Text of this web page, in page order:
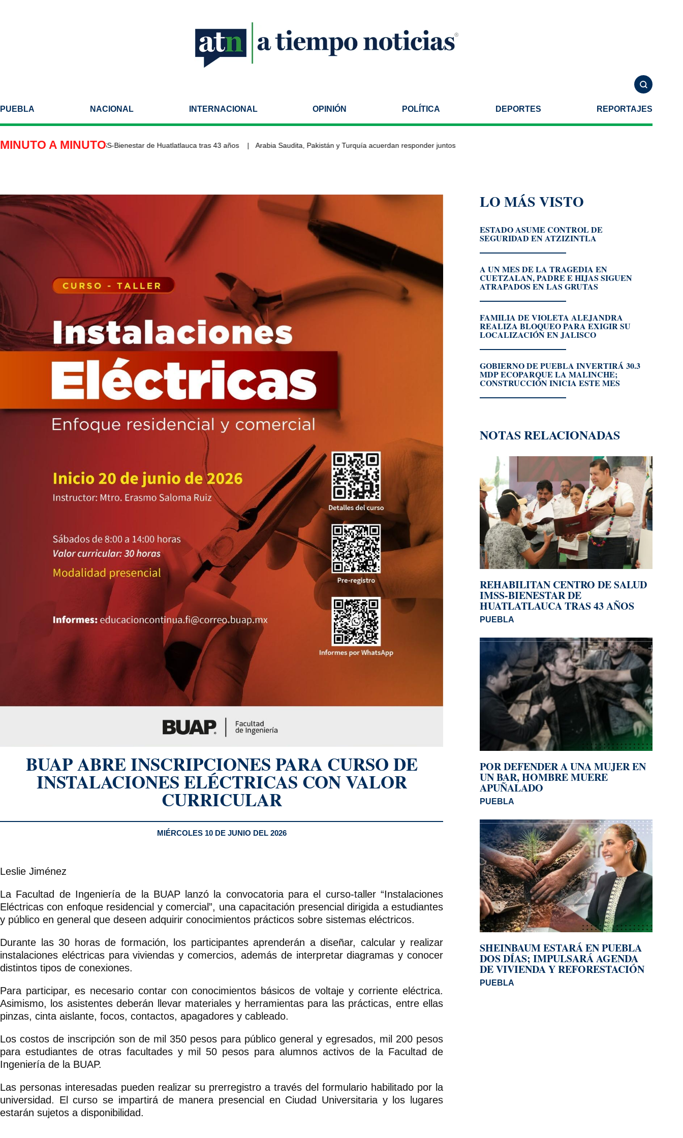
PUEBLA NACIONAL INTERNACIONAL OPINIÓN POLÍTICA DEPORTES REPORTAJES
MINUTO A MINUTO
Centro de Salud IMSS-Bienestar de Huatlatlauca tras 43 años Arabia Saudita, Pakistán y Turquía acuerdan responder juntos ante una agresión armada
BUAP ABRE INSCRIPCIONES PARA CURSO DE
INSTALACIONES ELÉCTRICAS CON VALOR
CURRICULAR
MIÉRCOLES 10 DE JUNIO DEL 2026
Leslie Jiménez
La Facultad de Ingeniería de la BUAP lanzó la convocatoria para el curso-taller “Instalaciones
Eléctricas con enfoque residencial y comercial”, una capacitación presencial dirigida a estudiantes
y público en general que deseen adquirir conocimientos prácticos sobre sistemas eléctricos.
Durante las 30 horas de formación, los participantes aprenderán a diseñar, calcular y realizar
instalaciones eléctricas para viviendas y comercios, además de interpretar diagramas y conocer
distintos tipos de conexiones.
Para participar, es necesario contar con conocimientos básicos de voltaje y corriente eléctrica.
Asimismo, los asistentes deberán llevar materiales y herramientas para las prácticas, entre ellas
pinzas, cinta aislante, focos, contactos, apagadores y cableado.
Los costos de inscripción son de mil 350 pesos para público general y egresados, mil 200 pesos
para estudiantes de otras facultades y mil 50 pesos para alumnos activos de la Facultad de
Ingeniería de la BUAP.
Las personas interesadas pueden realizar su prerregistro a través del formulario habilitado por la
universidad. El curso se impartirá de manera presencial en Ciudad Universitaria y los lugares
estarán sujetos a disponibilidad.
LO MÁS VISTO
ESTADO ASUME CONTROL DE
SEGURIDAD EN ATZIZINTLA
A UN MES DE LA TRAGEDIA EN
CUETZALAN, PADRE E HIJAS SIGUEN
ATRAPADOS EN LAS GRUTAS
FAMILIA DE VIOLETA ALEJANDRA
REALIZA BLOQUEO PARA EXIGIR SU
LOCALIZACIÓN EN JALISCO
GOBIERNO DE PUEBLA INVERTIRÁ 30.3
MDP ECOPARQUE LA MALINCHE;
CONSTRUCCIÓN INICIA ESTE MES
NOTAS RELACIONADAS
REHABILITAN CENTRO DE SALUD
IMSS-BIENESTAR DE
HUATLATLAUCA TRAS 43 AÑOS
PUEBLA
POR DEFENDER A UNA MUJER EN
UN BAR, HOMBRE MUERE
APUÑALADO
PUEBLA
SHEINBAUM ESTARÁ EN PUEBLA
DOS DÍAS; IMPULSARÁ AGENDA
DE VIVIENDA Y REFORESTACIÓN
PUEBLA